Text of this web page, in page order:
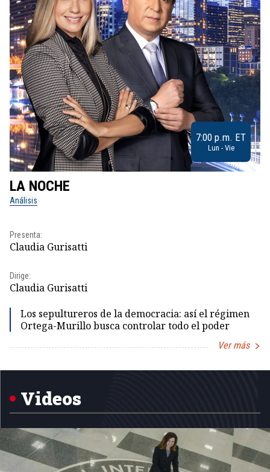
7:00 p.m. ET
Lun - Vie
LA NOCHE
Análisis
Presenta:
Claudia Gurisatti
Dirige:
Claudia Gurisatti
Los sepultureros de la democracia: así el régimen
Ortega-Murillo busca controlar todo el poder
Ver más
1
Videos